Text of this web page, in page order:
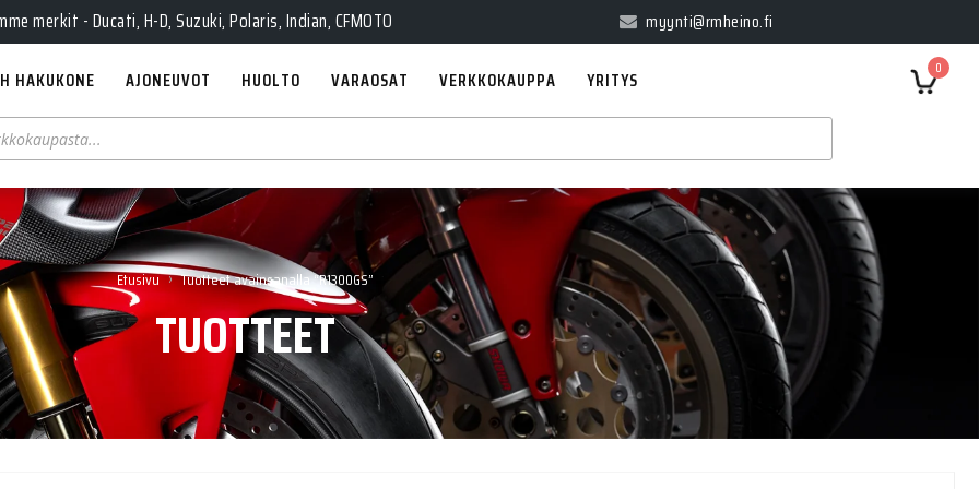
merkit - Ducati, H-D, Suzuki, Polaris, Indian, CFMOTO myynti@rmheino.fi
0
HAKUKONE AJONEUVOT HUOLTO VARAOSAT VERKKOKAUPPA YRITYS
Etusivu › Tuotteet avainsanalla “R1300GS”
TUOTTEET